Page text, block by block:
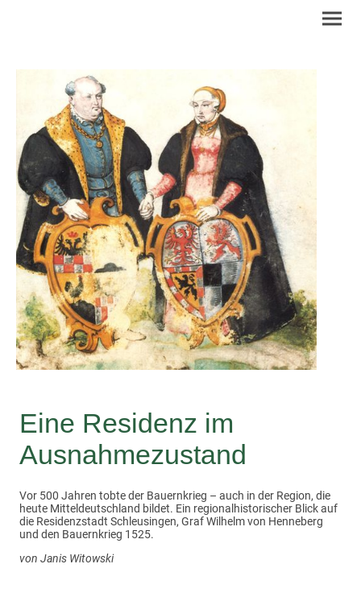
Eine Residenz im
Ausnahmezustand
Vor 500 Jahren tobte der Bauernkrieg – auch in der Region, die
heute Mitteldeutschland bildet. Ein regionalhistorischer Blick auf
die Residenzstadt Schleusingen, Graf Wilhelm von Henneberg
und den Bauernkrieg 1525.
von Janis Witowski